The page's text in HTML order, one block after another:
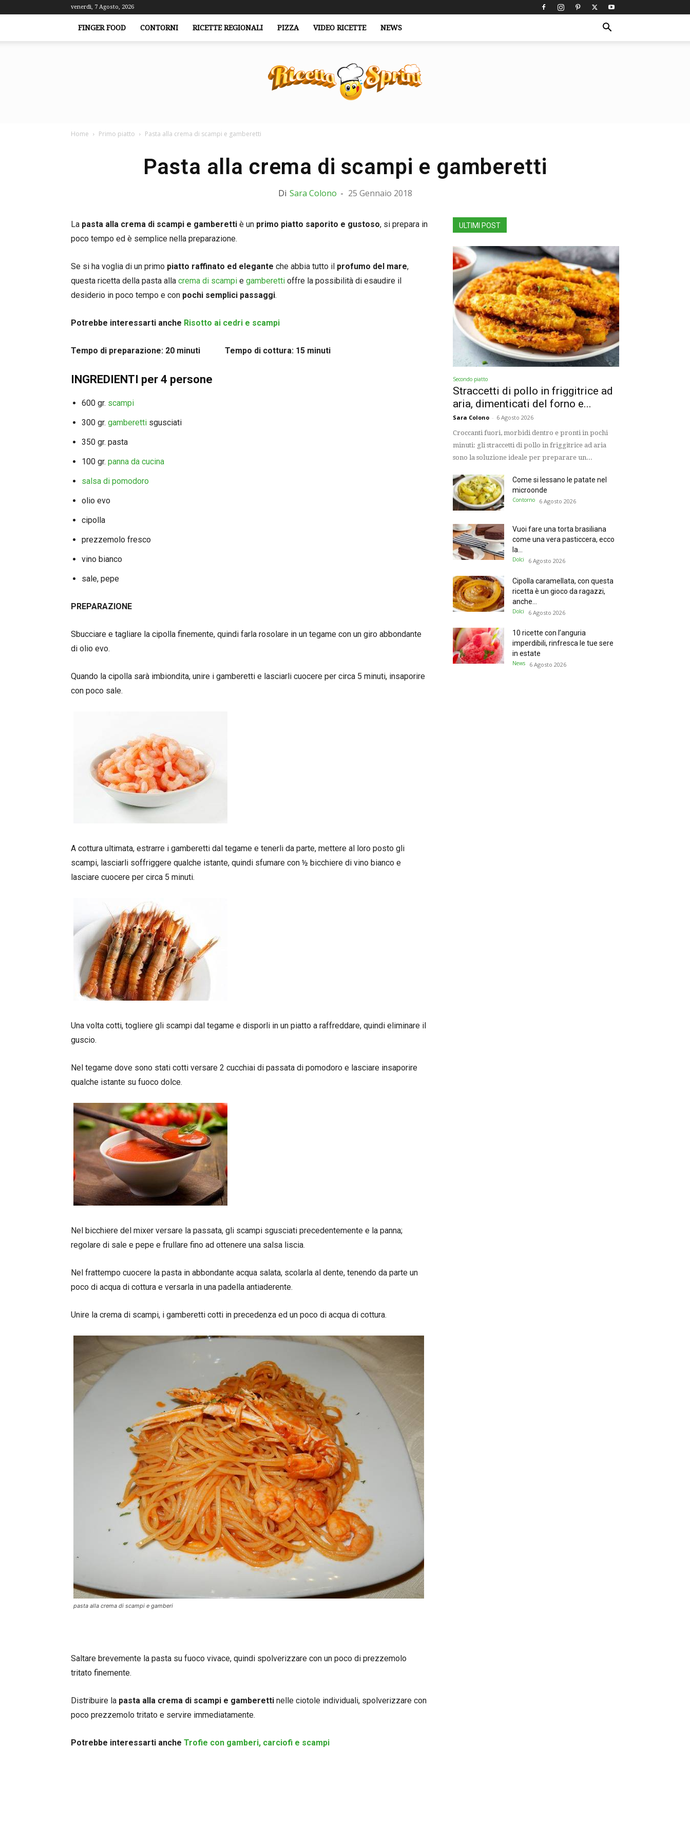
venerdì, 7 Agosto, 2026
FINGER FOOD CONTORNI RICETTE REGIONALI PIZZA VIDEO RICETTE NEWS
Home Primo piatto Pasta alla crema di scampi e gamberetti
Pasta alla crema di scampi e gamberetti
Di Sara Colono - 25 Gennaio 2018
La pasta alla crema di scampi e gamberetti è un primo piatto saporito e gustoso, si prepara in
poco tempo ed è semplice nella preparazione.
Se si ha voglia di un primo piatto raffinato ed elegante che abbia tutto il profumo del mare,
questa ricetta della pasta alla crema di scampi e gamberetti offre la possibilità di esaudire il
desiderio in poco tempo e con pochi semplici passaggi.
Potrebbe interessarti anche Risotto ai cedri e scampi
Tempo di preparazione: 20 minuti Tempo di cottura: 15 minuti
INGREDIENTI per 4 persone
600 gr. scampi
300 gr. gamberetti sgusciati
350 gr. pasta
100 gr. panna da cucina
salsa di pomodoro
olio evo
cipolla
prezzemolo fresco
vino bianco
sale, pepe
PREPARAZIONE
Sbucciare e tagliare la cipolla finemente, quindi farla rosolare in un tegame con un giro abbondante
di olio evo.
Quando la cipolla sarà imbiondita, unire i gamberetti e lasciarli cuocere per circa 5 minuti, insaporire
con poco sale.
A cottura ultimata, estrarre i gamberetti dal tegame e tenerli da parte, mettere al loro posto gli
scampi, lasciarli soffriggere qualche istante, quindi sfumare con ½ bicchiere di vino bianco e
lasciare cuocere per circa 5 minuti.
Una volta cotti, togliere gli scampi dal tegame e disporli in un piatto a raffreddare, quindi eliminare il
guscio.
Nel tegame dove sono stati cotti versare 2 cucchiai di passata di pomodoro e lasciare insaporire
qualche istante su fuoco dolce.
Nel bicchiere del mixer versare la passata, gli scampi sgusciati precedentemente e la panna;
regolare di sale e pepe e frullare fino ad ottenere una salsa liscia.
Nel frattempo cuocere la pasta in abbondante acqua salata, scolarla al dente, tenendo da parte un
poco di acqua di cottura e versarla in una padella antiaderente.
Unire la crema di scampi, i gamberetti cotti in precedenza ed un poco di acqua di cottura.
pasta alla crema di scampi e gamberi
Saltare brevemente la pasta su fuoco vivace, quindi spolverizzare con un poco di prezzemolo
tritato finemente.
Distribuire la pasta alla crema di scampi e gamberetti nelle ciotole individuali, spolverizzare con
poco prezzemolo tritato e servire immediatamente.
Potrebbe interessarti anche Trofie con gamberi, carciofi e scampi
ULTIMI POST
Secondo piatto
Straccetti di pollo in friggitrice ad
aria, dimenticati del forno e...
Sara Colono - 6 Agosto 2026
Croccanti fuori, morbidi dentro e pronti in pochi
minuti: gli straccetti di pollo in friggitrice ad aria
sono la soluzione ideale per preparare un...
Come si lessano le patate nel
microonde
Contorno 6 Agosto 2026
Vuoi fare una torta brasiliana
come una vera pasticcera, ecco
la...
Dolci 6 Agosto 2026
Cipolla caramellata, con questa
ricetta è un gioco da ragazzi,
anche...
Dolci 6 Agosto 2026
10 ricette con l’anguria
imperdibili, rinfresca le tue sere
in estate
News 6 Agosto 2026